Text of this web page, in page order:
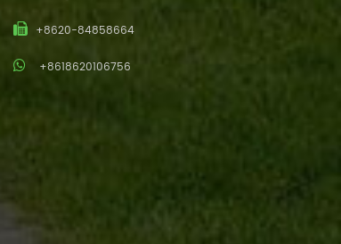
+8620-84858664
+8618620106756